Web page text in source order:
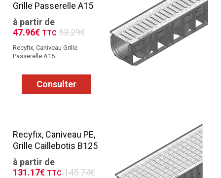
Grille Passerelle A15
à partir de
47.96€ TTC 53.29€
Recyfix, Caniveau Grille
Passerelle A15.
Consulter
Recyfix, Caniveau PE,
Grille Caillebotis B125
à partir de
131.17€ TTC 145.74€